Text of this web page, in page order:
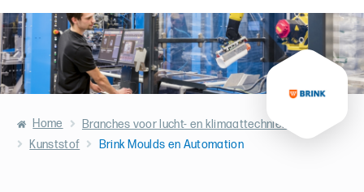
Home
Branches voor lucht- en klimaattechniek
Kunststof
Brink Moulds en Automation